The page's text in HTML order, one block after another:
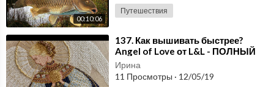
00:10:06
Путешествия
⁣137. Как вышивать быстрее?
Angel of Love от L&L - ПОЛНЫЙ
ОБЗОР РАБОТЫ.
Ирина
11 Просмотры · 12/05/19